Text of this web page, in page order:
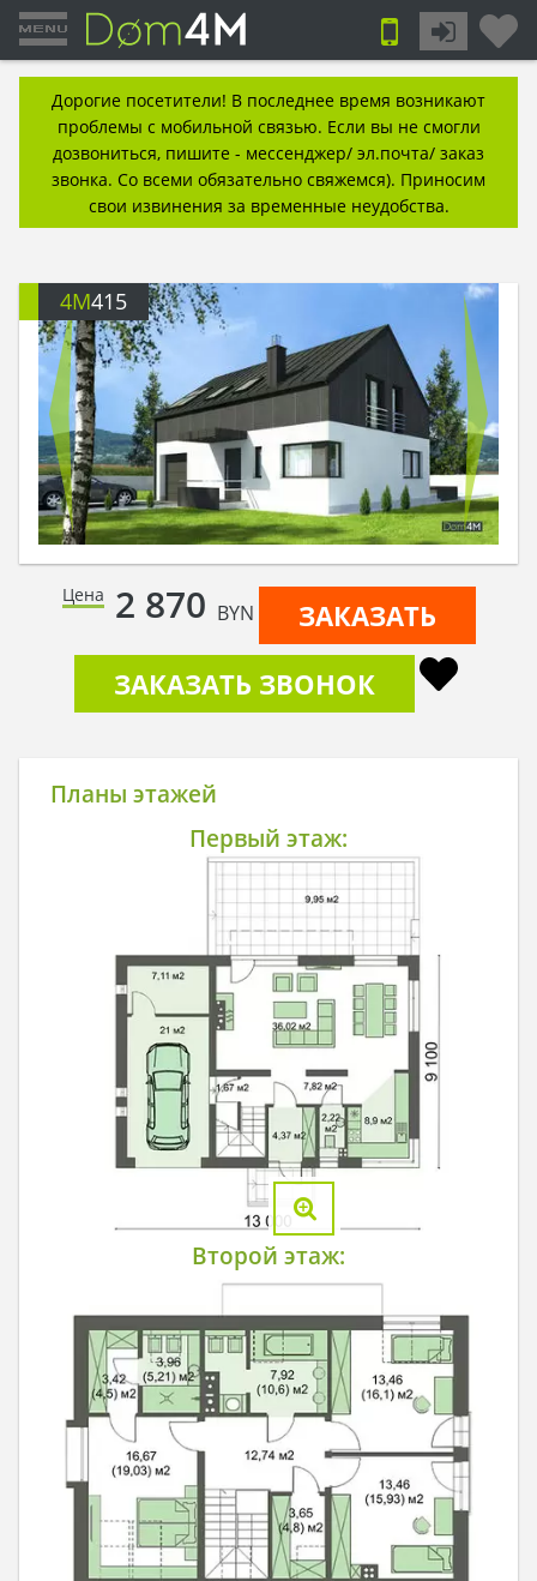
Дорогие посетители! В последнее время возникают
проблемы с мобильной связью. Если вы не смогли
дозвониться, пишите - мессенджер/ эл.почта/ заказ
звонка. Со всеми обязательно свяжемся). Приносим
свои извинения за временные неудобства.
4M415
Цена 2 870 BYN
ЗАКАЗАТЬ
ЗАКАЗАТЬ ЗВОНОК
Планы этажей
Первый этаж:
Второй этаж: